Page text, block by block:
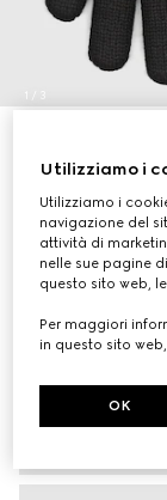
1 3
€ 360
Variante nero
Utilizziamo i
Utilizziamo i
navigazione del
attività di
nelle sue pagine
questo sito web,
Per maggiori
in questo sito
OK